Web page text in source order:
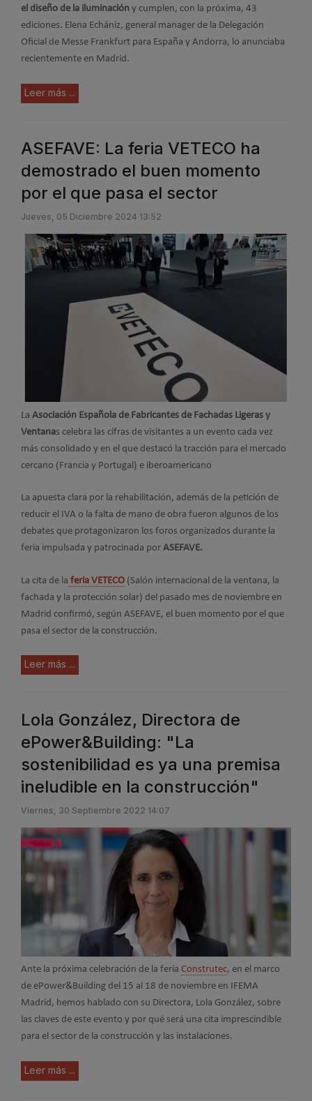
el diseño de la iluminación y cumplen, con la próxima, 43
ediciones. Elena Echániz, general manager de la Delegación
Oficial de Messe Frankfurt para España y Andorra, lo anunciaba
recientemente en Madrid.
Leer más ...
ASEFAVE: La feria VETECO ha
demostrado el buen momento
por el que pasa el sector
Jueves, 05 Diciembre 2024 13:52
La Asociación Española de Fabricantes de Fachadas Ligeras y
Ventanas celebra las cifras de visitantes a un evento cada vez
más consolidado y en el que destacó la tracción para el mercado
cercano (Francia y Portugal) e iberoamericano
La apuesta clara por la rehabilitación, además de la petición de
reducir el IVA o la falta de mano de obra fueron algunos de los
debates que protagonizaron los foros organizados durante la
feria impulsada y patrocinada por ASEFAVE.
La cita de la feria VETECO (Salón internacional de la ventana, la
fachada y la protección solar) del pasado mes de noviembre en
Madrid confirmó, según ASEFAVE, el buen momento por el que
pasa el sector de la construcción.
Leer más ...
Lola González, Directora de
ePower&Building: "La
sostenibilidad es ya una premisa
ineludible en la construcción"
Viernes, 30 Septiembre 2022 14:07
Ante la próxima celebración de la feria Construtec, en el marco
de ePower&Building del 15 al 18 de noviembre en IFEMA
Madrid, hemos hablado con su Directora, Lola González, sobre
las claves de este evento y por qué será una cita imprescindible
para el sector de la construcción y las instalaciones.
Leer más ...